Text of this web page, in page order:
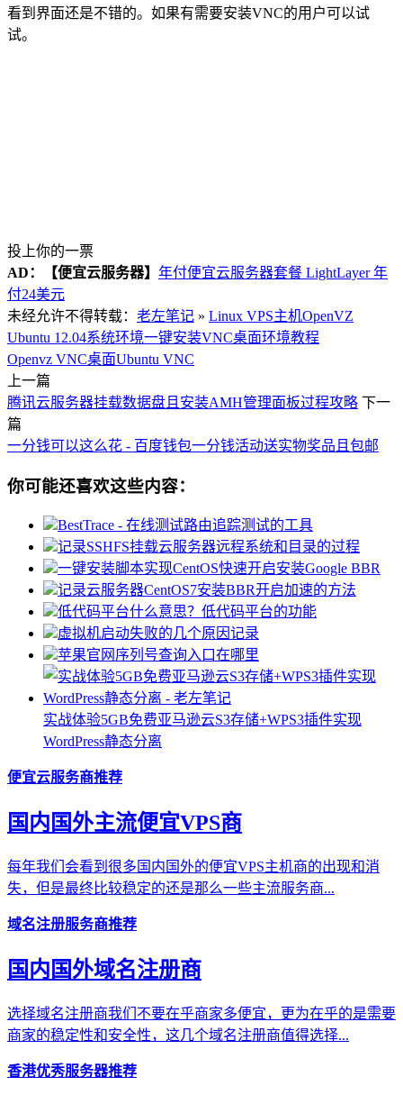
看到界面还是不错的。如果有需要安装VNC的用户可以试
试。
投上你的一票
AD：
【便宜云服务器】 年付便宜云服务器套餐 LightLayer 年
付24美元
未经允许不得转载： 老左笔记 » Linux VPS主机OpenVZ
Ubuntu 12.04系统环境一键安装VNC桌面环境教程
Openvz VNC桌面Ubuntu VNC
上一篇
腾讯云服务器挂载数据盘且安装AMH管理面板过程攻略 下一
篇
一分钱可以这么花 - 百度钱包一分钱活动送实物奖品且包邮
你可能还喜欢这些内容：
BestTrace - 在线测试路由追踪测试的工具
记录SSHFS挂载云服务器远程系统和目录的过程
一键安装脚本实现CentOS快速开启安装Google BBR
记录云服务器CentOS7安装BBR开启加速的方法
低代码平台什么意思？低代码平台的功能
虚拟机启动失败的几个原因记录
苹果官网序列号查询入口在哪里
实战体验5GB免费亚马逊云S3存储+WPS3插件实现
WordPress静态分离
便宜云服务商推荐
国内国外主流便宜VPS商
每年我们会看到很多国内国外的便宜VPS主机商的出现和消
失，但是最终比较稳定的还是那么一些主流服务商...
域名注册服务商推荐
国内国外域名注册商
选择域名注册商我们不要在乎商家多便宜，更为在乎的是需要
商家的稳定性和安全性，这几个域名注册商值得选择...
香港优秀服务器推荐